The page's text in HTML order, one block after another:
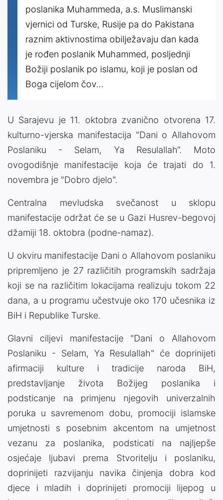
poslanika Muhammeda, a.s. Muslimanski
vjernici od Turske, Rusije pa do Pakistana
raznim aktivnostima obilježavaju dan kada
je rođen poslanik Muhammed, posljednji
Božiji poslanik po islamu, koji je poslan od
Boga cijelom čov...
U Sarajevu je 11. oktobra zvanično otvorena 17.
kulturno-vjerska manifestacija "Dani o Allahovom
Poslaniku - Selam, Ya Resulallah“. Moto
ovogodišnje manifestacije koja će trajati do 1.
novembra je "Dobro djelo".
Centralna mevludska svečanost u sklopu
manifestacije održat će se u Gazi Husrev-begovoj
džamiji 18. oktobra (podne-namaz).
U okviru manifestacije Dani o Allahovom poslaniku
pripremljeno je 27 različitih programskih sadržaja
koji se na različitim lokacijama realizuju tokom 22
dana, a u programu učestvuje oko 170 učesnika iz
BiH i Republike Turske.
Glavni ciljevi manifestacije "Dani o Allahovom
Poslaniku - Selam, Ya Resulallah" će doprinijeti
afirmaciji kulture i tradicije naroda BiH,
predstavljanje života Božijeg poslanika i
podsticanje na primjenu njegovih univerzalnih
poruka u savremenom dobu, promociji islamske
umjetnosti s posebnim akcentom na umjetnost
vezanu za poslanika, podsticati na najljepše
osjećaje ljubavi prema Stvoritelju i poslaniku,
doprinijeti razvijanju navika činjenja dobra kod
djece i mladih i doprinijeti promociji lijepog u